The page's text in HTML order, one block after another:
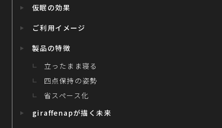
仮眠の効果
ご利用イメージ
製品の特徴
立ったまま寝る
四点保持の姿勢
省スペース化
giraffenapが描く未来